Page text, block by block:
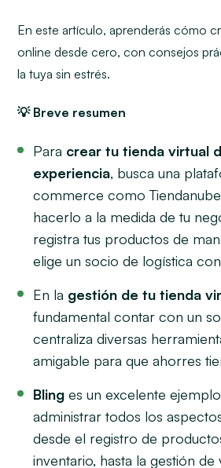
En este artículo, aprenderás cómo
online desde cero, con consejos
la tuya sin estrés.
💡 Breve resumen
Para crear tu tienda virtual
experiencia, busca una
commerce como
hacerlo a la medida de tu
registra tus productos de
elige un socio de logística
En la gestión de tu tienda
fundamental contar con un
centraliza diversas
amigable para que ahorres
Blinges un excelente
administrar todos los
desde el registro de
inventario, hasta la gestión de